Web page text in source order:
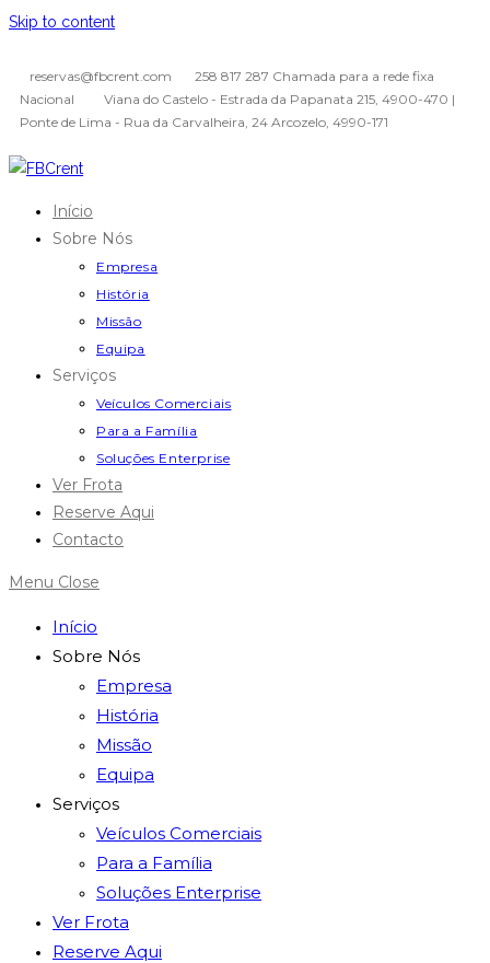
Skip to content
reservas@fbcrent.com
258 817 287 Chamada para a rede fixa
Nacional
Viana do Castelo - Estrada da Papanata 215, 4900-470 |
Ponte de Lima - Rua da Carvalheira, 24 Arcozelo, 4990-171
Início
Sobre Nós
Empresa
História
Missão
Equipa
Serviços
Veículos Comerciais
Para a Família
Soluções Enterprise
Ver Frota
Reserve Aqui
Contacto
Menu Close
Início
Sobre Nós
Empresa
História
Missão
Equipa
Serviços
Veículos Comerciais
Para a Família
Soluções Enterprise
Ver Frota
Reserve Aqui